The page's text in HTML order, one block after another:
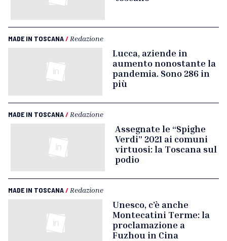
MADE IN TOSCANA/ Redazione
Lucca, aziende in
aumento nonostante la
pandemia. Sono 286 in
più
MADE IN TOSCANA/ Redazione
Assegnate le “Spighe
Verdi” 2021 ai comuni
virtuosi: la Toscana sul
podio
MADE IN TOSCANA/ Redazione
Unesco, c’è anche
Montecatini Terme: la
proclamazione a
Fuzhou in Cina